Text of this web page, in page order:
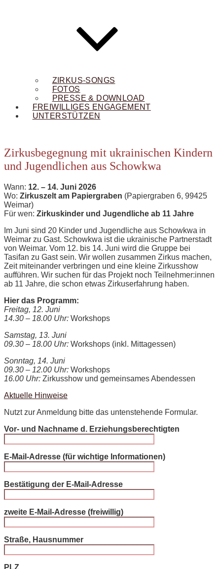
ZIRKUS-SONGS
FOTOS
PRESSE & DOWNLOAD
FREIWILLIGES ENGAGEMENT
UNTERSTÜTZEN
Zirkusbegegnung mit ukrainischen Kindern
und Jugendlichen aus Schowkwa
Wann: 12. – 14. Juni 2026
Wo: Zirkuszelt am Papiergraben (Papiergraben 6, 99425
Weimar)
Für wen: Zirkuskinder und Jugendliche ab 11 Jahre
Im Juni sind 20 Kinder und Jugendliche aus Schowkwa in
Weimar zu Gast. Schowkwa ist die ukrainische Partnerstadt
von Weimar. Vom 12. bis 14. Juni wird die Gruppe bei
Tasifan zu Gast sein. Wir wollen zusammen Zirkus machen,
Zeit miteinander verbringen und eine kleine Zirkusshow
aufführen. Wir suchen für das Projekt noch Teilnehmer:innen
ab 11 Jahre, die schon etwas Zirkuserfahrung haben.
Hier das Programm:
Freitag, 12. Juni
14.30 – 18.00 Uhr: Workshops
Samstag, 13. Juni
09.30 – 18.00 Uhr: Workshops (inkl. Mittagessen)
Sonntag, 14. Juni
09.30 – 12.00 Uhr: Workshops
16.00 Uhr: Zirkusshow und gemeinsames Abendessen
Aktuelle Hinweise
Nutzt zur Anmeldung bitte das untenstehende Formular.
Vor- und Nachname d. Erziehungsberechtigten
E-Mail-Adresse (für wichtige Informationen)
Bestätigung der E-Mail-Adresse
zweite E-Mail-Adresse (freiwillig)
Bitte lasse dieses Feld leer.
Straße, Hausnummer
PLZ